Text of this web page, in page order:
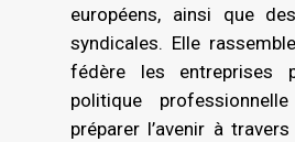
européens, ainsi que
syndicales. Elle
fédère les entreprises
politique
préparer l’avenir à